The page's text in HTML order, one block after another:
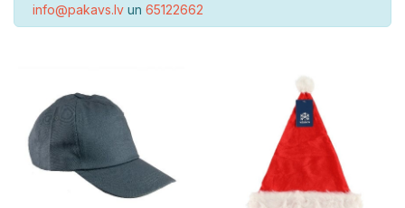
info@pakavs.lv un 65122662